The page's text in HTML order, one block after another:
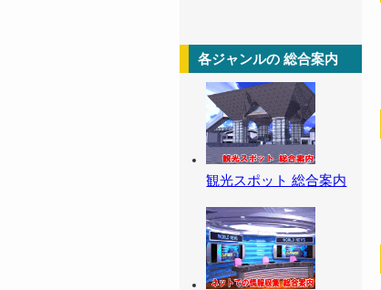
各ジャンルの 総合案内
観光スポット 総合案内